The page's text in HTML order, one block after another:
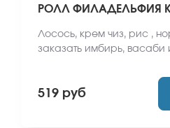
РОЛЛ ФИЛАДЕЛЬФИЯ
Лосось, крем чиз, рис ,
заказать имбирь, васаби
вид блюда может
сайте.
519 руб